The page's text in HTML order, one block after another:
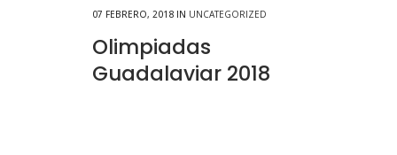
07 FEBRERO, 2018 IN UNCATEGORIZED
Olimpiadas
Guadalaviar 2018